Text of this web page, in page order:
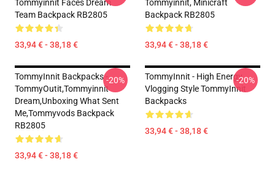
Tommyinnit Faces Dream
Team Backpack RB2805
33,94 € - 38,18 €
Tommyinnit, Minicraft
Backpack RB2805
33,94 € - 38,18 €
TommyInnit Backpacks -
TommyOutit,Tommyinnit
Dream,Unboxing What Sent
Me,tommyvods Backpack
RB2805
33,94 € - 38,18 €
-20%
TommyInnit - High Energy
Vlogging Style TommyInnit
Backpacks
33,94 € - 38,18 €
-20%